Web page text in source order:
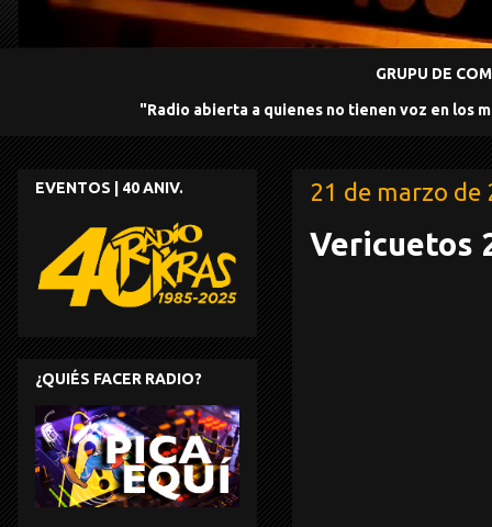
GRUPU DE
"Radio abierta a quienes no tienen voz en los
21 de marzo de
Vericuetos
EVENTOS | 40 ANIV.
¿QUIÉS FACER RADIO?